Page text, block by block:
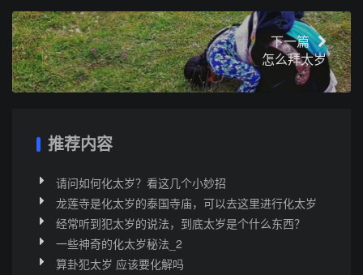
下一篇
怎么拜太岁
推荐内容
请问如何化太岁？看这几个小妙招
龙莲寺是化太岁的泰国寺庙，可以去这里进行化太岁
经常听到犯太岁的说法，到底太岁是个什么东西？
一些神奇的化太岁秘法_2
算卦犯太岁 应该要化解吗